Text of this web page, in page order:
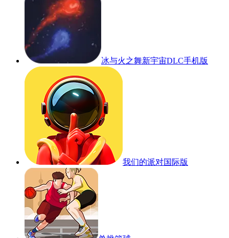
冰与火之舞新宇宙DLC手机版
我们的派对国际版